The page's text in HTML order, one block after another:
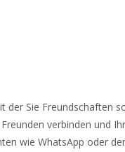
der Sie Freundschaften
verbinden und
wie WhatsApp oder